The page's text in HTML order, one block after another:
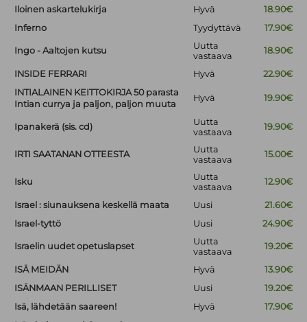
Iloinen askartelukirja Hyvä
18.90€
Inferno
Tyydyttävä 17.90€
Ingo - Aaltojen kutsu
Uutta
vastaava
18.90€
INSIDE FERRARI Hyvä
22.90€
INTIALAINEN KEITTOKIRJA 50 parasta
Intian currya ja paljon, paljon muuta
Hyvä 19.90€
Ipanakerä (sis. cd)
Uutta
vastaava
19.90€
IRTI SAATANAN OTTEESTA
Uutta
vastaava
15.00€
Isku
Uutta
vastaava
12.90€
Israel : siunauksena keskellä maata Uusi
21.60€
Israel-tyttö
Uusi 24.90€
Israelin uudet opetuslapset
Uutta
vastaava
19.20€
ISÄ MEIDÄN Hyvä
13.90€
ISÄNMAAN PERILLISET
Uusi
19.20€
Isä, lähdetään saareen!
Hyvä
17.90€